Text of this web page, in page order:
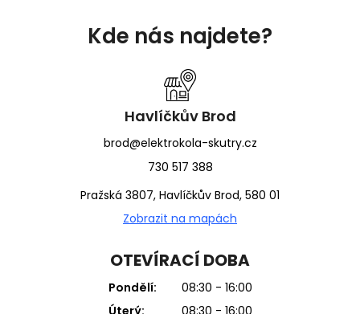
Kde nás najdete?
Havlíčkův Brod
brod@elektrokola-skutry.cz
730 517 388
Pražská 3807, Havlíčkův Brod, 580 01
Zobrazit na mapách
OTEVÍRACÍ DOBA
Pondělí:
08:30 - 16:00
Úterý:
08:30 - 16:00